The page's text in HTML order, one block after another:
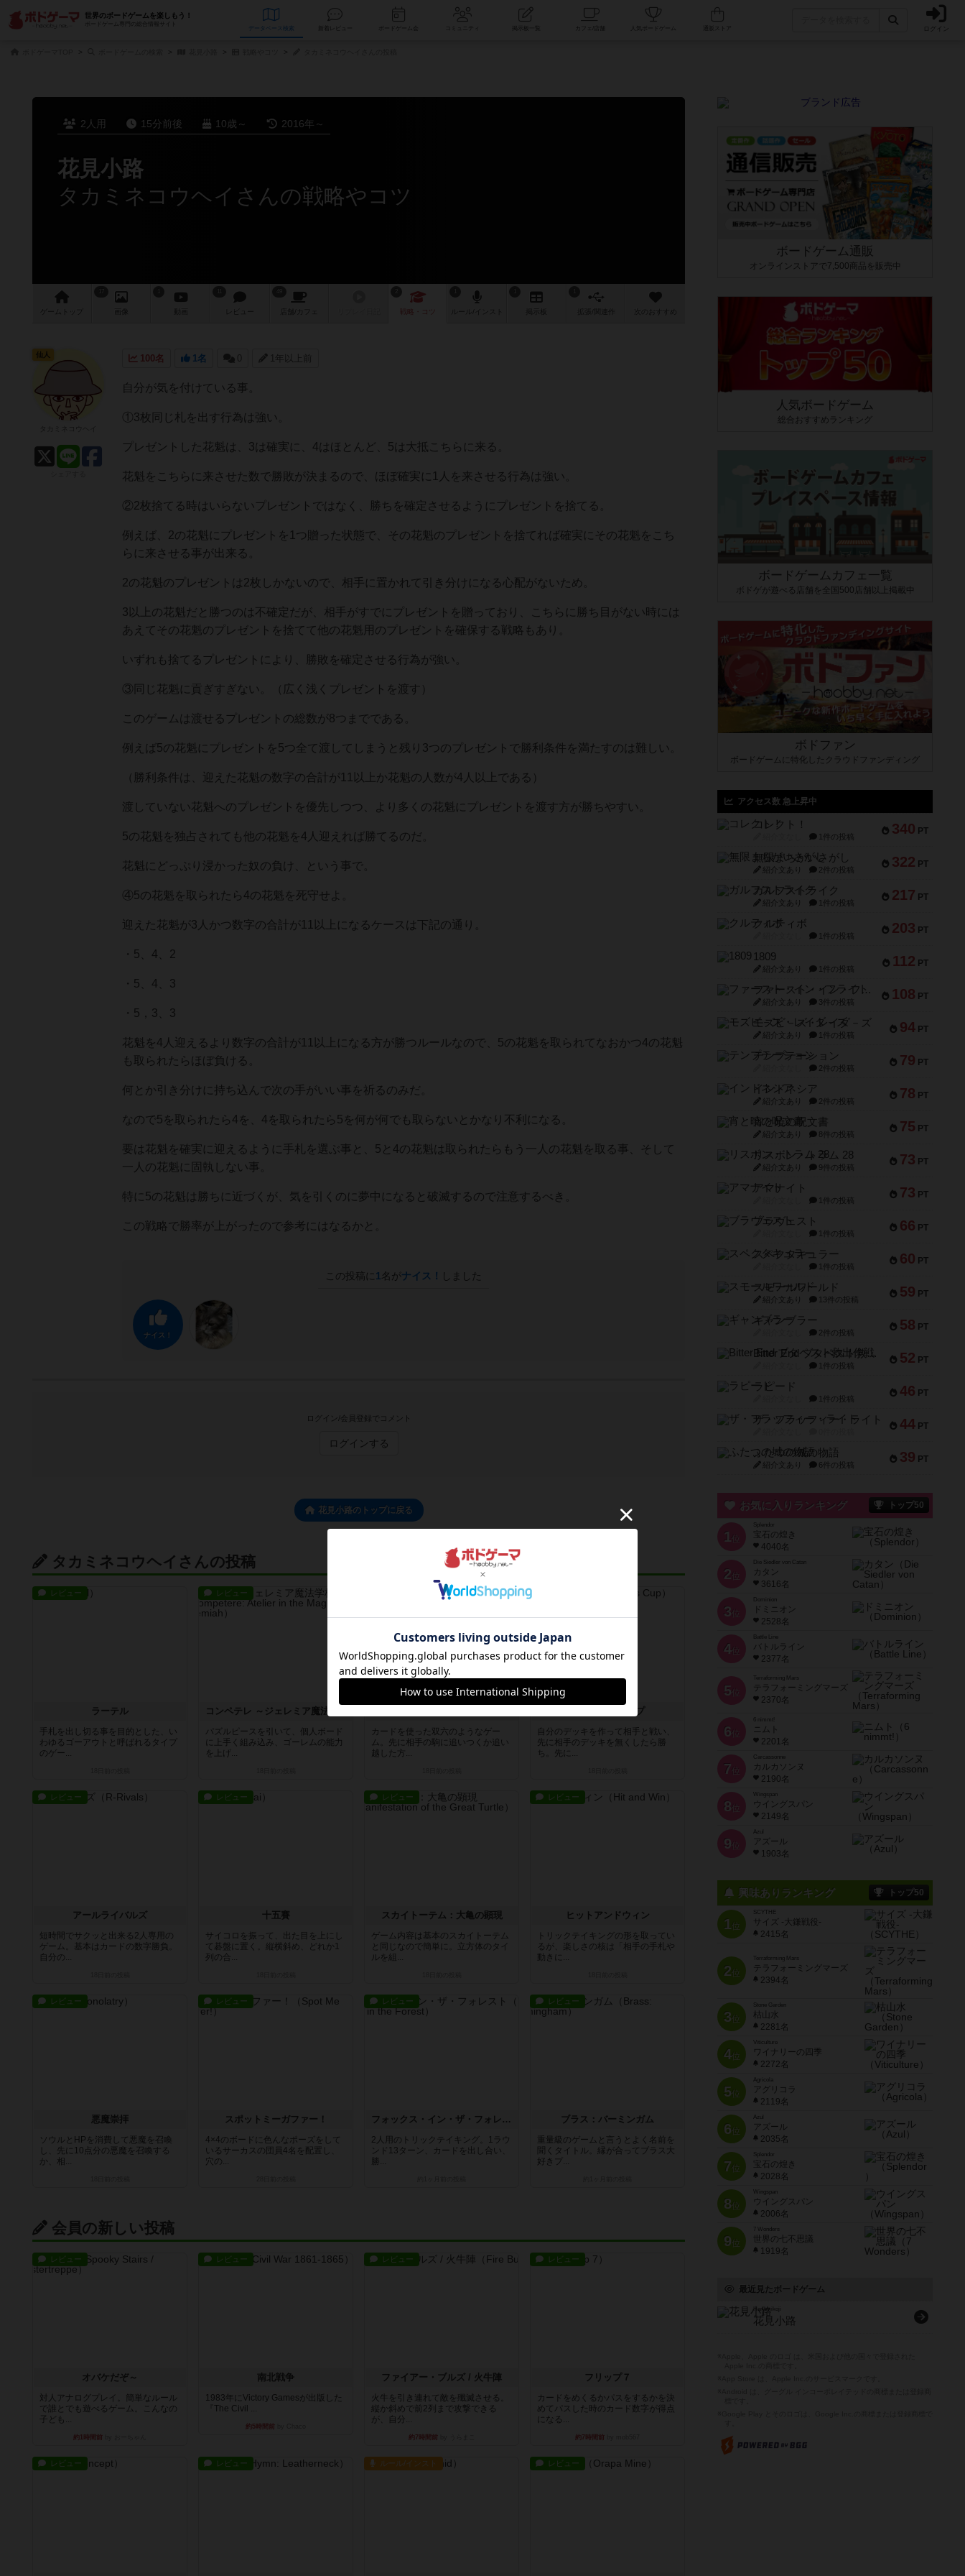
世界のボードゲームを楽しもう！
ボードゲーム専門の総合情報サイト
データベース コミュニティ 人気ボードゲーム ログイン
2人用 15分前後 10歳～ 2016年～
花見小路
タカミネコウヘイさんの戦略やコツ
ゲーム 画像 レビュー 店舗/ カフェ 戦略 ・コツ 作 次のおすすめ
100名 1名 0 1年以上前
自分が気を付けている事。
①3枚同じ札を出す行為は強い。
プレゼントした花魁は、3は確実に、4はほとんど、5は大抵こちらに来る。
花魁をこちらに来させた数で勝敗が決まるので、ほぼ確実に1人を来させる行為は強い。
②2枚捨てる時はいらないプレゼントではなく、勝ちを確定させるようにプレゼントを捨てる。
例えば、2の花魁にプレゼントを1つ贈った状態で、その花魁のプレゼントを捨てれば確実にその花魁をこち
らに来させる事が出来る。
2の花魁のプレゼントは2枚しかないので、相手に置かれて引き分けになる心配がないため。
3以上の花魁だと勝つのは不確定だが、相手がすでにプレゼントを贈っており、こちらに勝ち目がない時には
あえてその花魁のプレゼントを捨てて他の花魁用のプレゼントを確保する戦略もあり。
いずれも捨てるプレゼントにより、勝敗を確定させる行為が強い。
③同じ花魁に貢ぎすぎない。（広く浅くプレゼントを渡す）
このゲームは渡せるプレゼントの総数が8つまでである。
例えば5の花魁にプレゼントを5つ全て渡してしまうと残り3つのプレゼントで勝利条件を満たすのは難しい。
（勝利条件は、迎えた花魁の数字の合計が11以上か花魁の人数が4人以上である）
渡していない花魁へのプレゼントを優先しつつ、より多くの花魁にプレゼントを渡す方が勝ちやすい。
5の花魁を独占されても他の花魁を4人迎えれば勝てるのだ。
花魁にどっぷり浸かった奴の負け、という事で。
④5の花魁を取られたら4の花魁を死守せよ。
迎えた花魁が3人かつ数字の合計が11以上になるケースは下記の通り。
・5、4、2
・5、4、3
・5，3、3
花魁を4人迎えるより数字の合計が11以上になる方が勝つルールなので、5の花魁を取られてなおかつ4の花魁
も取られたらほぼ負ける。
何とか引き分けに持ち込んで次の手がいい事を祈るのみだ。
なので5を取られたら4を、4を取られたら5を何が何でも取らないとかなり不利になる。
要は花魁を確実に迎えるように手札を選ぶ事と、5と4の花魁は取られたらもう一人の花魁を取る事、そして
一人の花魁に固執しない事。
特に5の花魁は勝ちに近づくが、気を引くのに夢中になると破滅するので注意するべき。
この戦略で勝率が上がったので参考にはなるかと。
この投稿に 1 名がナイス！ しました
ナイス！
仙人
ログイン/会員登録でコメント
ログインする
花見小路のトップに戻る
タカミネコウヘイさんの投稿
レビュー
ラーテル
手札を出し切る事を目的とした、い
わゆるゴーアウトと呼ばれるタイプ
のゲー...
レビュー
パズルピースを引いて、個人ボード
に上手く組み込み、ゴーレムの能力
を上げ...
カードを使った双六のようなゲー
ム。先に相手の駒に追いつくか追い
越した方...
ウィザーズカップ
自分のデッキを作って相手と戦い、
先に相手のデッキを無くしたら勝
ち。先に...
レビュー
アールライバルズ
短時間でサクッと出来る2人専用の
ゲーム。基本はカードの数字勝負。
自分の...
レビュー
十五賽
サイコロを振って、出た目を上にし
て碁盤に置く。縦横斜め、どれか1
列の合...
レビュー
スカイトーテム：大亀の顕現
ゲーム内容は基本のスカイトーテム
と同じなので簡単に。立方体のタイ
ルを組...
レビュー
ヒットアンドウィン
トリックテイキングの形を取ってい
るが、楽しさの核は「相手の手札や
動きに...
レビュー
悪魔崇拝
ソウルとHPを消費して悪魔を召喚
し、先に10点分の悪魔を召喚する
か、相...
レビュー
スポットミーガファー！
4×4のボードに色んなポーズをして
いるサーカスの団員4名を配置し、
穴の...
レビュー
フォックス・イン・ザ・フォレスト
2人用のトリックテイキング。1ラウ
ンド13ターン、カードを出し合い、
勝...
レビュー
ブラス：バーミンガム
重量級のゲームと言うとよく名前を
聞くタイトル。縁が合ってブラス大
好きプ...
会員の新しい投稿
レビュー
オバケだぞ～
対人アナログプレイ。簡単なルール
で誰とでも遊べるゲーム。こんなの
子ども...
約1時間前
レビュー
南北戦争
1983年にVictory Gamesが出版した
『The Civil ...
約5時間前
レビュー
ファイアー・ブルズ / 火牛陣
火牛を引き連れて敵を殲滅させる。
縦か斜めで前2列まで攻撃できる
が、自分...
約7時間前
レビュー
フリップ７
カードをめくるかパスをするかを決
めてパスした時のカード数字が得点
になる...
約7時間前
レビュー レビュー ルール/インスト レビュー
ボードゲーム通販
オンラインストアで7,500商品を販売中
人気ボードゲーム
総合おすすめランキング
ボードゲームカフェ一覧
ボドゲが遊べる店舗を全国500店舗以上掲載中
ボドファン
ボードゲームに特化したクラウドファンディング
アクセス数 急上昇中
340 PT
コレクト！
1件の投稿
322 PT
無限まちがいさがし
紹介文あり 2件の投稿
217 PT
ガルフストライク
紹介文あり 1件の投稿
203 PT
クルティボ
1件の投稿
112 PT
1809
紹介文あり 1件の投稿
108 PT
ファースト・イン・フライト
紹介文あり 3件の投稿
94 PT
モズビ－ズ・レイダ－ズ
紹介文あり 1件の投稿
79 PT
テンプテーション
2件の投稿
78 PT
インドネシア
紹介文あり 2件の投稿
75 PT
宵と暁の呪文書
紹介文あり 8件の投稿
73 PT
リスボン・トラム 28
紹介文あり 9件の投稿
73 PT
アマナイト
1件の投稿
66 PT
ブラヴェスト
1件の投稿
60 PT
スペクタキュラー
1件の投稿
59 PT
スモールワールド
紹介文あり 13件の投稿
58 PT
ギャンブラー
2件の投稿
52 PT
Bitter End ブタペスト救出作戦
1件の投稿
46 PT
ラピード
1件の投稿
44 PT
ザ・フラッフィー・ライト
39 PT
ふたつの城の物語
紹介文あり 6件の投稿
お気に入りランキング トップ50
1 位
宝石の煌き
4040名
2 位
Die Siedler von Catan
カタン
3616名
3 位
ドミニオン
2528名
4位
Battle Line
バトルライン
2377名
5 位
Terraforming Mars
テラフォーミングマーズ
2370名
6 位
ニムト
2201名
7 位
Carcassonne
カルカソンヌ
2190名
8 位
Wingspan
ウイングスパン
2149名
9 位
Azul
アズール
1903名
興味ありランキング トップ50
1位
SCYTHE
サイズ -大鎌戦役-
2415名
2位
Terraforming Mars
テラフォーミングマーズ
2394名
3位
Stone Garden
枯山水
2281名
4位
Viticulture
ワイナリーの四季
2272名
5位
Agricola
アグリコラ
2119名
6位
Azul
アズール
2035名
7位
宝石の煌き
2028名
8位
Wingspan
ウイングスパン
2006名
9位
7 Wonders
世界の七不思議
1919名
最近見たボードゲーム
Hanamikoji
花見小路